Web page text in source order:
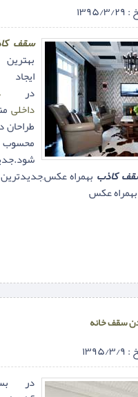
سقف
در
داخلی
طراحان
کاذب بهمراه
بهمراه عکس
سقف خانه
۹
در